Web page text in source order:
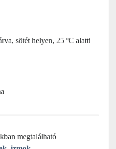
sötét helyen, 25 ºC alatti
megtalálható